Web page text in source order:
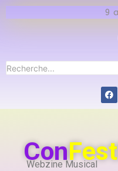
9
ConFest
Webzine Musical